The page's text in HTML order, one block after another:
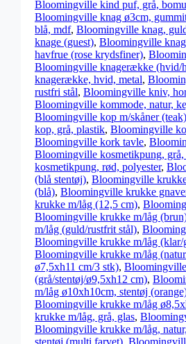
Bloomingville kind puf, grå,
Bloomingville knag ø3cm,
blå, mdf, Bloomingville knag,
knage (guest), Bloomingville
havfrue (rose krydsfiner),
Bloomingville knagerække (hvid/
knagerække, hvid, metal,
rustfri stål, Bloomingville kniv,
Bloomingville kommode, natur,
Bloomingville kop m/skåner (teak)
kop, grå, plastik, Bloomingville
Bloomingville kork tavle,
Bloomingville kosmetikpung, grå,
kosmetikpung, rød, polyester,
(blå stentøj), Bloomingville
(blå), Bloomingville krukke
krukke m/låg (12,5 cm),
Bloomingville krukke m/låg
m/låg (guld/rustfrit stål),
Bloomingville krukke m/låg (klar/
Bloomingville krukke m/låg
ø7,5xh11 cm/3 stk),
(grå/stentøj/ø9,5xh12 cm),
m/låg ø10xh10cm, stentøj
Bloomingville krukke m/låg
krukke m/låg, grå, glas,
Bloomingville krukke m/låg,
stentøj (multi farvet)